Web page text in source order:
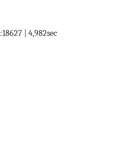
| 4,982sec